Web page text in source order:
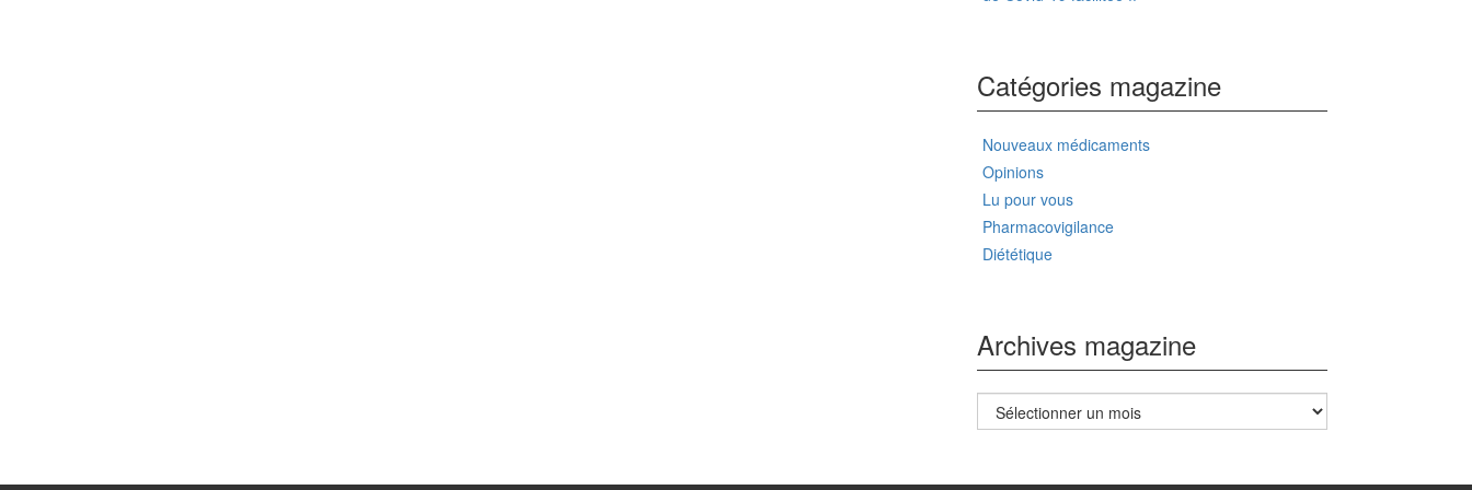
Catégories magazine
Nouveaux médicaments
Opinions
Lu pour vous
Pharmacovigilance
Diététique
Archives magazine
Archives
magazine